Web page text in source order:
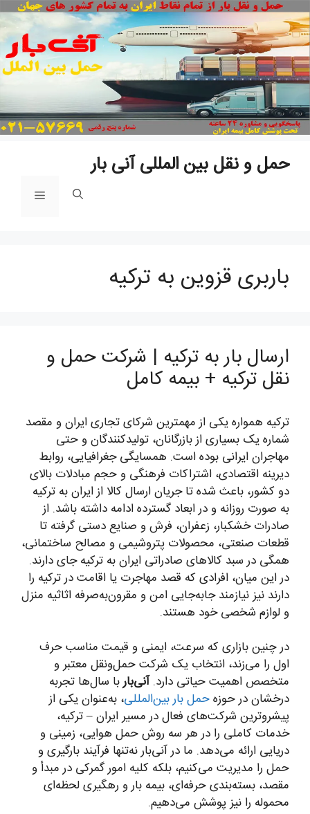
حمل و نقل بین المللی آنی بار
فهرست
باربری قزوین به ترکیه
ارسال بار به ترکیه | شرکت حمل و
نقل ترکیه + بیمه کامل
ترکیه همواره یکی از مهمترین شرکای تجاری ایران و مقصد
شماره یک بسیاری از بازرگانان، تولیدکنندگان و حتی
مهاجران ایرانی بوده است. همسایگی جغرافیایی، روابط
دیرینه اقتصادی، اشتراکات فرهنگی و حجم مبادلات بالای
دو کشور، باعث شده تا جریان ارسال کالا از ایران به ترکیه
به صورت روزانه و در ابعاد گسترده ادامه داشته باشد. از
صادرات خشکبار، زعفران، فرش و صنایع دستی گرفته تا
قطعات صنعتی، محصولات پتروشیمی و مصالح ساختمانی،
همگی در سبد کالاهای صادراتی ایران به ترکیه جای دارند.
در این میان، افرادی که قصد مهاجرت یا اقامت در ترکیه را
دارند نیز نیازمند جابه‌جایی امن و مقرون‌به‌صرفه اثاثیه منزل
و لوازم شخصی خود هستند.
در چنین بازاری که سرعت، ایمنی و قیمت مناسب حرف
اول را می‌زند، انتخاب یک شرکت حمل‌ونقل معتبر و
متخصص اهمیت حیاتی دارد.آنی‌باربا سال‌ها تجربه
درخشان در حوزهحمل بار بین‌المللی، به‌عنوان یکی از
پیشروترین شرکت‌های فعال در مسیر ایران – ترکیه،
خدمات کاملی را در هر سه روش حمل هوایی، زمینی و
دریایی ارائه می‌دهد. ما در آنی‌بار نه‌تنها فرآیند بارگیری و
حمل را مدیریت می‌کنیم، بلکه کلیه امور گمرکی در مبدأ و
مقصد، بسته‌بندی حرفه‌ای، بیمه بار و رهگیری لحظه‌ای
محموله را نیز پوشش می‌دهیم.